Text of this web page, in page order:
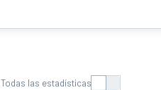
Todas las estadísticas